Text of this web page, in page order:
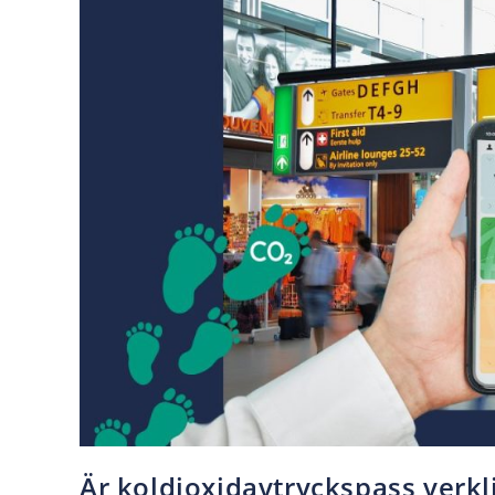
Är koldioxidavtryckspass